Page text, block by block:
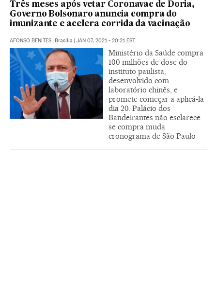
Três meses após vetar Coronavac de Doria,
Governo Bolsonaro anuncia compra do
imunizante e acelera corrida da vacinação
AFONSO BENITES Brasília JAN 07, 2021 - 20:21 EST
Ministério da Saúde compra
100 milhões de dose do
instituto paulista,
desenvolvido com
laboratório chinês, e
promete começar a aplicá-la
dia 20. Palácio dos
Bandeirantes não esclarece
se compra muda
cronograma de São Paulo